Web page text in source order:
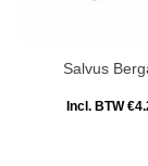
Salvus
Incl. BTW